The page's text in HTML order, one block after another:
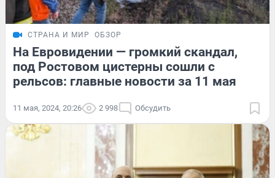
СТРАНА И МИР ОБЗОР
На Евровидении — громкий скандал,
под Ростовом цистерны сошли с
рельсов: главные новости за 11 мая
11 мая, 2024, 20:26 2 998 Обсудить